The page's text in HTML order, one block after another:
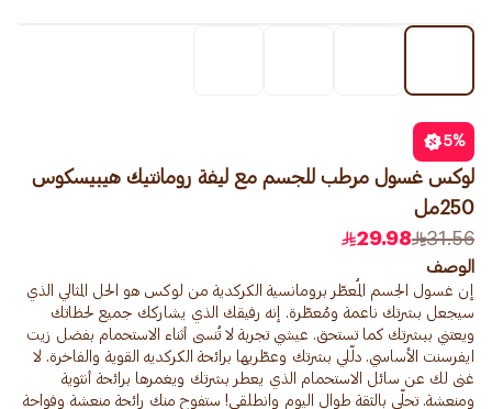
5%
لوكس غسول مرطب للجسم مع ليفة رومانتيك هيبيسكوس
250مل
31.56
29.98
الوصف
إن غسول الجسم المُعطّر برومانسية الكركدية من لوكس هو الحل المثالي الذي
سيجعل بشرتك ناعمة ومُعطّرة. إنه رفيقك الذي يشاركك جميع لحظاتك
ويعتني ببشرتك كما تستحق. عيشي تجربة لا تُنسى أثناء الاستحمام بفضل زيت
ايفرسنت الأساسي. دلّلي بشرتك وعطّريها برائحة الكركديه القوية والفاخرة. لا
غنى لك عن سائل الاستحمام الذي يعطر بشرتك ويغمرها برائحة أنثوية
ومنعشة. تحلّي بالثقة طوال اليوم وانطلقي! ستفوح منك رائحة منعشة وفواحة